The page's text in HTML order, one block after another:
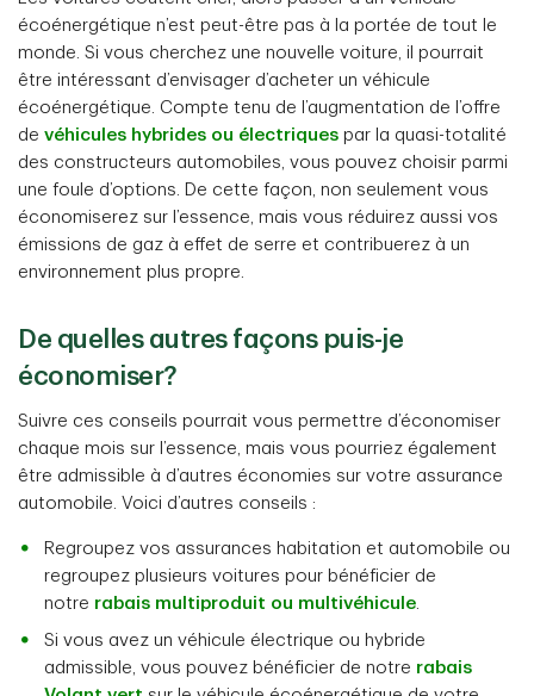
écoénergétique n’est peut-être pas à la portée de tout le
monde. Si vous cherchez une nouvelle voiture, il pourrait
être intéressant d’envisager d’acheter un véhicule
écoénergétique. Compte tenu de l’augmentation de l’offre
de véhicules hybrides ou électriques par la quasi-totalité
des constructeurs automobiles, vous pouvez choisir parmi
une foule d’options. De cette façon, non seulement vous
économiserez sur l’essence, mais vous réduirez aussi vos
émissions de gaz à effet de serre et contribuerez à un
environnement plus propre.
De quelles autres façons puis-je
économiser?
Suivre ces conseils pourrait vous permettre d’économiser
chaque mois sur l’essence, mais vous pourriez également
être admissible à d’autres économies sur votre assurance
automobile. Voici d’autres conseils :
Regroupez vos assurances habitation et automobile ou
regroupez plusieurs voitures pour bénéficier de
notre rabais multiproduit ou multivéhicule.
Si vous avez un véhicule électrique ou hybride
admissible, vous pouvez bénéficier de notre rabais